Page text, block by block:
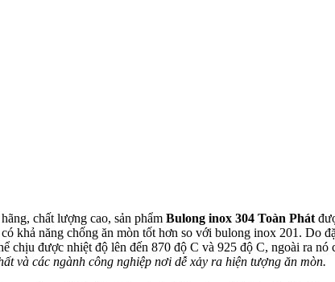
chất lượng cao, sản phẩm Bulong inox 304 Toàn Phát
khả năng chống ăn mòn tốt hơn so với bulong inox 201. Do
chịu được nhiệt độ lên đến 870 độ C và 925 độ C, ngoài ra
và các ngành công nghiệp nơi dễ xảy ra hiện tượng ăn mòn.